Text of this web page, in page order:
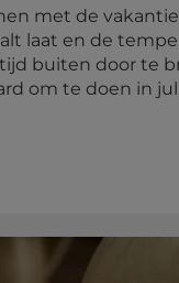
met de
laat en de
buiten door te
om te doen in